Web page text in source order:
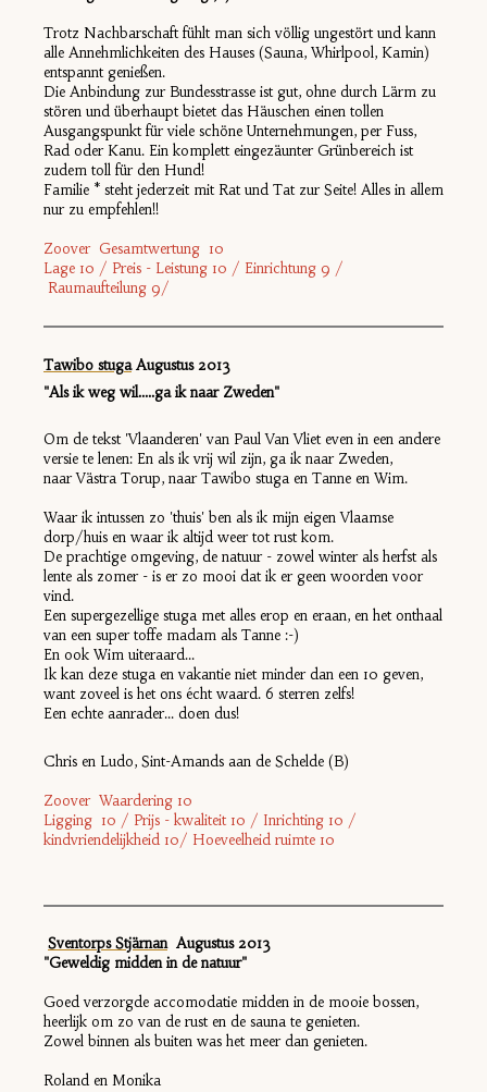
Trotz Nachbarschaft fühlt man sich völlig ungestört und kann
alle Annehmlichkeiten des Hauses (Sauna, Whirlpool, Kamin)
entspannt genießen.
Die Anbindung zur Bundesstrasse ist gut, ohne durch Lärm zu
stören und überhaupt bietet das Häuschen einen tollen
Ausgangspunkt für viele schöne Unternehmungen, per Fuss,
Rad oder Kanu. Ein komplett eingezäunter Grünbereich ist
zudem toll für den Hund!
Familie * steht jederzeit mit Rat und Tat zur Seite! Alles in allem
nur zu empfehlen!!
Zoover Gesamtwertung 10
Lage 10 / Preis - Leistung 10 / Einrichtung 9 /
Raumaufteilung 9/
Tawibo stuga Augustus 2013
"Als ik weg wil.....ga ik naar Zweden"
Om de tekst 'Vlaanderen' van Paul Van Vliet even in een andere
versie te lenen: En als ik vrij wil zijn, ga ik naar Zweden,
naar Västra Torup, naar Tawibo stuga en Tanne en Wim.
Waar ik intussen zo 'thuis' ben als ik mijn eigen Vlaamse
dorp/huis en waar ik altijd weer tot rust kom.
De prachtige omgeving, de natuur - zowel winter als herfst als
lente als zomer - is er zo mooi dat ik er geen woorden voor
vind.
Een supergezellige stuga met alles erop en eraan, en het onthaal
van een super toffe madam als Tanne :-)
En ook Wim uiteraard...
Ik kan deze stuga en vakantie niet minder dan een 10 geven,
want zoveel is het ons écht waard. 6 sterren zelfs!
Een echte aanrader... doen dus!
Chris en Ludo, Sint-Amands aan de Schelde (B)
Zoover Waardering 10
Ligging 10 / Prijs - kwaliteit 10 / Inrichting 10 /
kindvriendelijkheid 10/ Hoeveelheid ruimte 10
Sventorps Stjärnan Augustus 2013
"Geweldig midden in de natuur"
Goed verzorgde accomodatie midden in de mooie bossen,
heerlijk om zo van de rust en de sauna te genieten.
Zowel binnen als buiten was het meer dan genieten.
Roland en Monika